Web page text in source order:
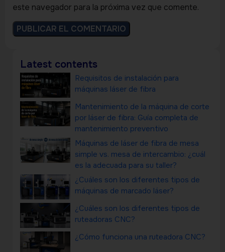
este navegador para la próxima vez que comente.
Latest contents
Requisitos de instalación para
máquinas láser de fibra
Mantenimiento de la máquina de corte
por láser de fibra: Guía completa de
mantenimiento preventivo
Máquinas de láser de fibra de mesa
simple vs. mesa de intercambio: ¿cuál
es la adecuada para su taller?
¿Cuáles son los diferentes tipos de
máquinas de marcado láser?
¿Cuáles son los diferentes tipos de
ruteadoras CNC?
¿Cómo funciona una ruteadora CNC?